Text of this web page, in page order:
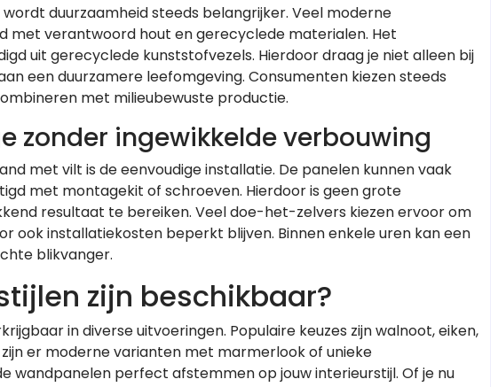
duurzaamheid steeds belangrijker. Veel moderne
met verantwoord hout en gerecyclede materialen. Het
uit gerecyclede kunststofvezels. Hierdoor draag je niet alleen bij
een duurzamere leefomgeving. Consumenten kiezen steeds
met milieubewuste productie.
zonder ingewikkelde verbouwing
met vilt is de eenvoudige installatie. De panelen kunnen vaak
met montagekit of schroeven. Hierdoor is geen grote
resultaat te bereiken. Veel doe-het-zelvers kiezen ervoor om
ook installatiekosten beperkt blijven. Binnen enkele uren kan een
blikvanger.
zijn beschikbaar?
in diverse uitvoeringen. Populaire keuzes zijn walnoot, eiken,
er moderne varianten met marmerlook of unieke
wandpanelen perfect afstemmen op jouw interieurstijl. Of je nu